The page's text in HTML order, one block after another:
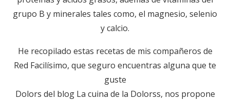
grupo B y minerales tales como, el magnesio, selenio
y calcio.
He recopilado estas recetas de mis compañeros de
Red Facilísimo, que seguro encuentras alguna que te
guste
Dolors del blog La cuina de la Dolorss, nos propone